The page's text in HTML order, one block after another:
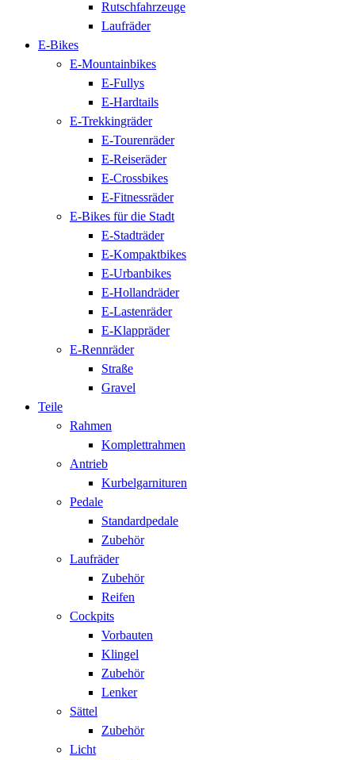
Rutschfahrzeuge
Laufräder
E-Bikes
E-Mountainbikes
E-Fullys
E-Hardtails
E-Trekkingräder
E-Tourenräder
E-Reiseräder
E-Crossbikes
E-Fitnessräder
E-Bikes für die Stadt
E-Stadträder
E-Kompaktbikes
E-Urbanbikes
E-Hollandräder
E-Lastenräder
E-Klappräder
E-Rennräder
Straße
Gravel
Teile
Rahmen
Komplettrahmen
Antrieb
Kurbelgarnituren
Pedale
Standardpedale
Zubehör
Laufräder
Zubehör
Reifen
Cockpits
Vorbauten
Klingel
Zubehör
Lenker
Sättel
Zubehör
Licht